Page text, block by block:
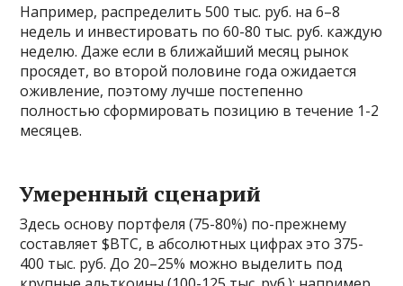
Например, распределить 500 тыс. руб. на 6–8
недель и инвестировать по 60-80 тыс. руб. каждую
неделю. Даже если в ближайший месяц рынок
просядет, во второй половине года ожидается
оживление, поэтому лучше постепенно
полностью сформировать позицию в течение 1-2
месяцев.
Умеренный сценарий
Здесь основу портфеля (75-80%) по-прежнему
составляет $BTC, в абсолютных цифрах это 375-
400 тыс. руб. До 20–25% можно выделить под